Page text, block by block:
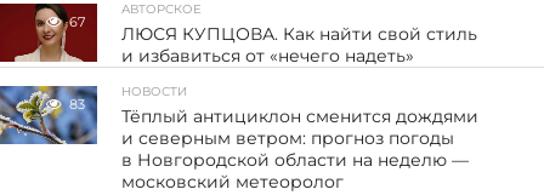
67
АВТОРСКОЕ
ЛЮСЯ КУПЦОВА. Как найти свой стиль
и избавиться от «нечего надеть»
83
НОВОСТИ
Тёплый антициклон сменится дождями
и северным ветром: прогноз погоды
в Новгородской области на неделю —
московский метеоролог